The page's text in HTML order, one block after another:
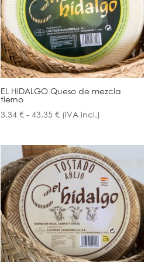
EL HIDALGO Queso de mezcla
tierno
3,34€ - 43,35€Rango
desde
3,34 €
hasta
43,35 €
(IVA incl.)